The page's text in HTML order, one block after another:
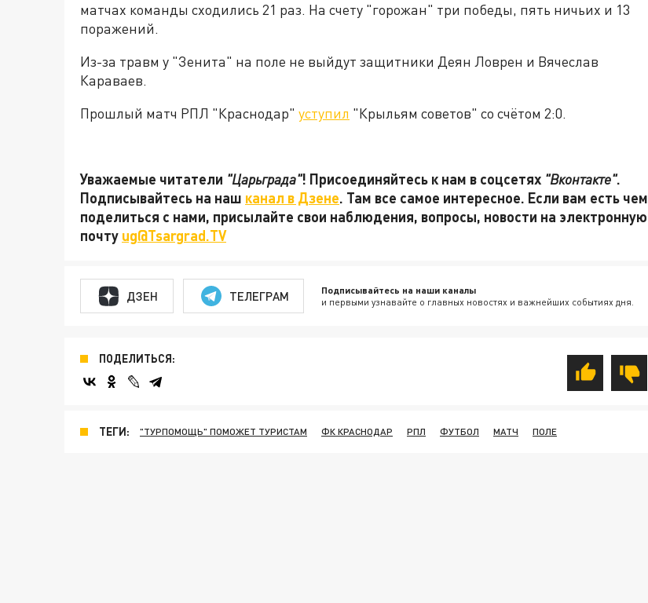
матчах команды сходились 21 раз. На счету "горожан" три победы, пять ничьих и 13
поражений.
Из-за травм у "Зенита" на поле не выйдут защитники Деян Ловрен и Вячеслав
Караваев.
Прошлый матч РПЛ "Краснодар" уступил "Крыльям советов" со счётом 2:0.
Уважаемые читатели "Царьграда"! Присоединяйтесь к нам в соцсетях "Вконтакте".
Подписывайтесь на наш канал в Дзене. Там все самое интересное. Если вам есть чем
поделиться с нами, присылайте свои наблюдения, вопросы, новости на электронную
почту ug@Tsargrad.TV
ДЗЕН ТЕЛЕГРАМ Подписывайтесь на наши каналы
и первыми узнавайте о главных новостях и важнейших событиях дня.
ПОДЕЛИТЬСЯ:
ТЕГИ: "ТУРПОМОЩЬ" ПОМОЖЕТ ТУРИСТАМ ФК КРАСНОДАР РПЛ ФУТБОЛ МАТЧ ПОЛЕ